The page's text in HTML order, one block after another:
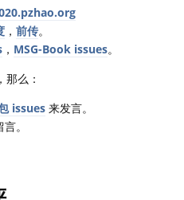
， 前传。
， MSG-Book issues。
么：
issues 来发言。
。